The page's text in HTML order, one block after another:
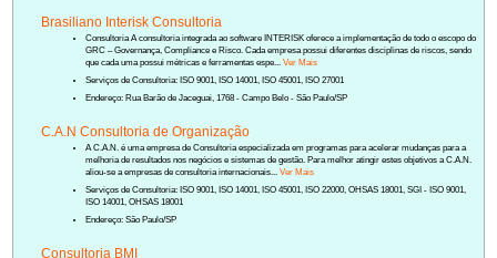
Brasiliano Interisk Consultoria
Consultoria A consultoria integrada ao software INTERISK oferece a implementação de todo o escopo do
GRC – Governança, Compliance e Risco. Cada empresa possui diferentes disciplinas de riscos, sendo
que cada uma possui métricas e ferramentas espe...Ver Mais
Serviços de Consultoria: ISO 9001, ISO 14001, ISO 45001, ISO 27001
Endereço: Rua Barão de Jaceguai, 1768 - Campo Belo - São Paulo/SP
C.A.N Consultoria de Organização
A C.A.N. é uma empresa de Consultoria especializada em programas para acelerar mudanças para a
melhoria de resultados nos negócios e sistemas de gestão. Para melhor atingir estes objetivos a C.A.N.
aliou-se a empresas de consultoria internacionais...Ver Mais
Serviços de Consultoria: ISO 9001, ISO 14001, ISO 45001, ISO 22000, OHSAS 18001, SGI - ISO 9001,
ISO 14001, OHSAS 18001
Endereço: São Paulo/SP
Consultoria BMI